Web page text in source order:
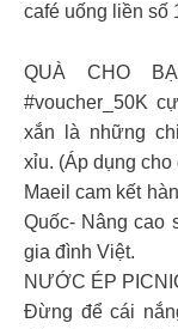
café uống liền số
QUÀ CHO
#voucher_50K
xắn là những
xỉu. (Áp dụng
Maeil cam kết
Quốc- Nâng cao
gia đình Việt.
NƯỚC ÉP
Đừng để cái